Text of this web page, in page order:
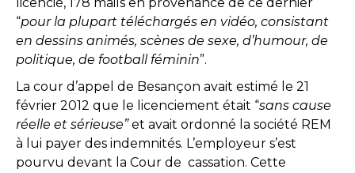
“pour la plupart téléchargés en vidéo, consistant
en dessins animés, scènes de sexe, d’humour, de
politique, de football féminin”.
La cour d’appel de Besançon avait estimé le 21
février 2012 que le licenciement était “sans cause
réelle et sérieuse”et avait ordonné la société REM
à lui payer des indemnités. L’employeur s’est
pourvu devant la Cour de cassation. Cette